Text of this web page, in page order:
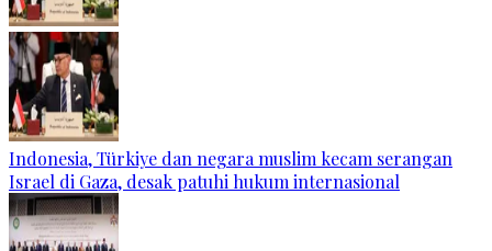
Indonesia, Türkiye dan negara muslim kecam serangan
Israel di Gaza, desak patuhi hukum internasional